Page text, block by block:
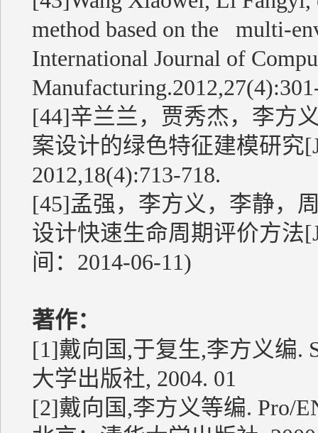
method based on the multi-
International Journal of
[44]辛兰兰，贾秀杰，李方
案设计的绿色特征建模研究
2012,18(4):713-718.
[45]孟强，李方义，李静，
设计快速生命周期评价方法
间：2014-06-11)
著作：
[1]戴向国,于复生,李方义编.
大学出版社, 2004. 01
[2]戴向国,李方义等编. Pro/